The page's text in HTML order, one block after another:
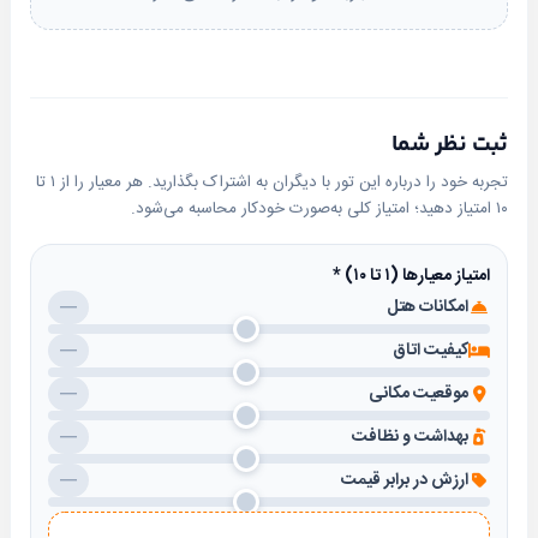
تهویه مطبوع ، ارائه خدمات به صورت شبانه‌روزی
ثبت نظر شما
تجربه خود را درباره این تور با دیگران به اشتراک بگذارید. هر معیار را از ۱ تا
۱۰ امتیاز دهید؛ امتیاز کلی به‌صورت خودکار محاسبه می‌شود.
امتیاز معیارها (۱ تا ۱۰)
*
امکانات هتل
—
کیفیت اتاق
—
موقعیت مکانی
—
بهداشت و نظافت
—
ارزش در برابر قیمت
—